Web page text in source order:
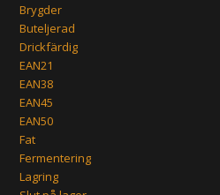
Brygder
Buteljerad
Drickfärdig
EAN21
EAN38
EAN45
EAN50
Fat
Fermentering
Lagring